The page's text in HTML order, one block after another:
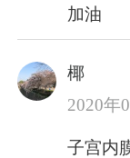
加油
椰
2020年
子宫内